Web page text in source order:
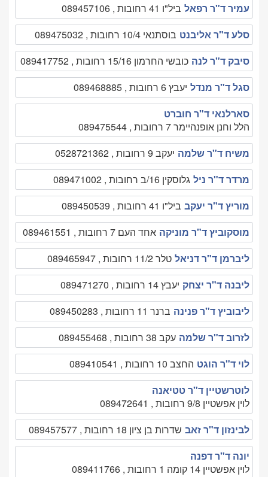
עמיר ד"ר רפאל ביל"ו 41 רחובות , 089457106
סלע ד"ר אליבנט בוסתנאי 10/4 רחובות , 089475032
סיבק ד"ר לנה כובשי החרמון 15/16 רחובות , 089417752
סגל ד"ר מנדל יעבץ 6 רחובות , 089468885
סארלנאי ד"ר חוברט
הלל וחנן אופנהיימר 7 רחובות , 089475544
משיח ד"ר שלמה יעקב 9 רחובות , 0528721362
מרדר ד"ר ניל גלוסקין 16/ב רחובות , 089471002
מוריץ ד"ר יעקב ביל"ו 41 רחובות , 089450539
מוסקוביץ ד"ר מוניקה אחד העם 7 רחובות , 089461551
ליברמן ד"ר דניאל טלר 11/2 רחובות , 089465947
ליבנה ד"ר יצחק יעבץ 14 רחובות , 089471270
ליבוביץ ד"ר פנינה ברנר 11 רחובות , 089450283
לזרוב ד"ר שלמה עקב 38 רחובות , 089455468
לוי ד"ר הוגט החצב 10 רחובות , 089410541
לוטרשטיין ד"ר טטיאנה
לוין אפשטיין 9/8 רחובות , 089472641
לבינזון ד"ר זאב שדרות בן ציון 18 רחובות , 089457577
יונה ד"ר דפנה
לוין אפשטיין 14 קומה 1 רחובות , 089411766